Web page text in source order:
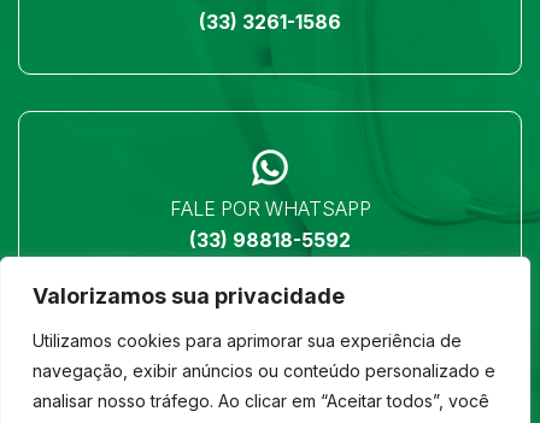
Valorizamos sua privacidade
Utilizamos cookies para aprimorar sua experiência de
navegação, exibir anúncios ou conteúdo personalizado e
analisar nosso tráfego. Ao clicar em “Aceitar todos”, você
(33) 3261-1586
FALE POR WHATSAPP
(33) 98818-5592